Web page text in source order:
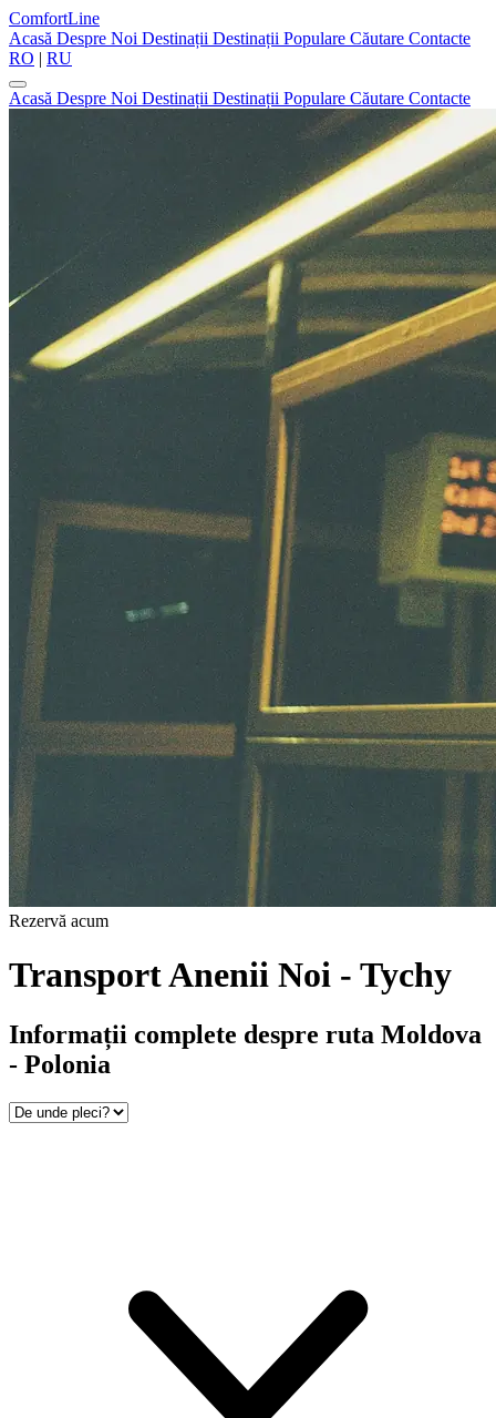
ComfortLine
Acasă Despre Noi Destinații Destinații Populare Căutare Contacte
RO | RU
Acasă Despre Noi Destinații Destinații Populare Căutare Contacte
Rezervă acum
Transport Anenii Noi - Tychy
Informații complete despre ruta Moldova
- Polonia